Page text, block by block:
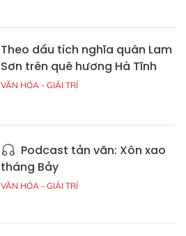
Theo dấu tích nghĩa quân Lam
Sơn trên quê hương Hà Tĩnh
VĂN HÓA - GIẢI TRÍ
Podcast tản văn: Xôn xao
tháng Bảy
VĂN HÓA - GIẢI TRÍ